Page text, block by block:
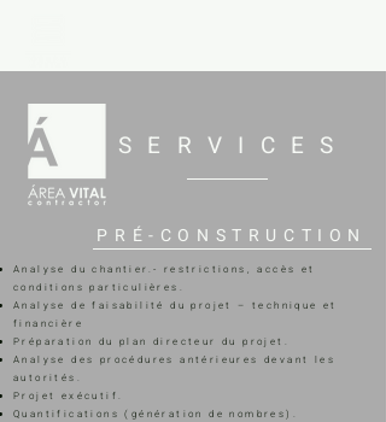
SERVICES
PRÉ-CONSTRUCTION
Analyse du chantier.- restrictions, accès et
conditions particulières.
Analyse de faisabilité du projet – technique et
financière
Préparation du plan directeur du projet.
Analyse des procédures antérieures devant les
autorités.
Projet exécutif.
Quantifications (génération de nombres).